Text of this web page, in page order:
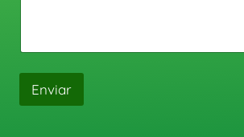
Enviar